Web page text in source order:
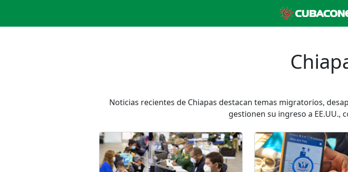
Noticias recientes de Chiapas destacan temas migratorios,
gestionen su ingreso a EE.UU.,